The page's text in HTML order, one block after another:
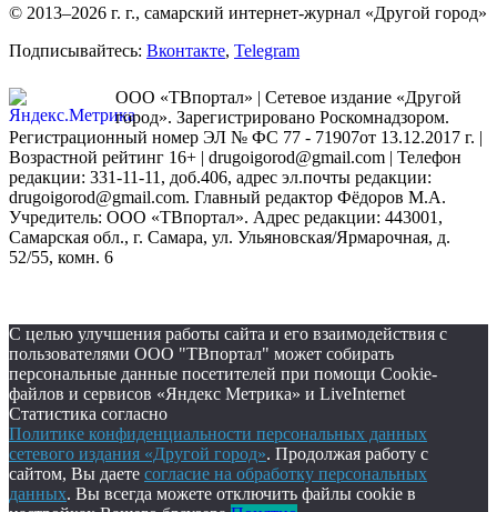
© 2013–2026 г. г., самарский интернет-журнал «Другой город»
Подписывайтесь: Вконтакте, Telegram
ООО «ТВпортал» | Сетевое издание «Другой
город». Зарегистрировано Роскомнадзором.
Регистрационный номер ЭЛ № ФС 77 - 71907от 13.12.2017 г. |
Возрастной рейтинг 16+ | drugoigorod@gmail.com | Телефон
редакции: 331-11-11, доб.406, адрес эл.почты редакции:
drugoigorod@gmail.com. Главный редактор Фёдоров М.А.
Учредитель: ООО «ТВпортал». Адрес редакции: 443001,
Самарская обл., г. Самара, ул. Ульяновская/Ярмарочная, д.
52/55, комн. 6
С целью улучшения работы сайта и его взаимодействия с
пользователями ООО "ТВпортал" может собирать
персональные данные посетителей при помощи Cookie-
файлов и сервисов «Яндекс Метрика» и LiveInternet
Статистика согласно
Политике конфиденциальности персональных данных
сетевого издания «Другой город». Продолжая работу с
сайтом, Вы даете согласие на обработку персональных
данных. Вы всегда можете отключить файлы cookie в